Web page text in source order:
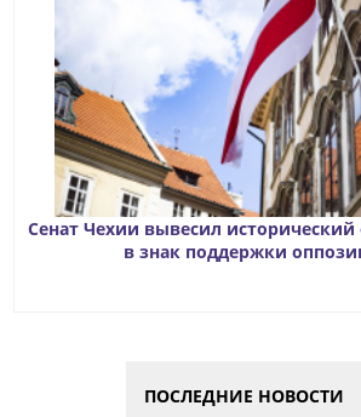
Сенат Чехии вывесил исторический
в знак поддержки
ПОСЛЕДНИЕ НОВОСТИ